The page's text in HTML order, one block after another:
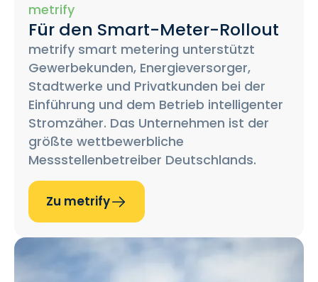
metrify
Für den Smart-Meter-Rollout
metrify smart metering unterstützt
Gewerbekunden, Energieversorger,
Stadtwerke und Privatkunden bei der
Einführung und dem Betrieb intelligenter
Stromzäher. Das Unternehmen ist der
größte wettbewerbliche
Messstellenbetreiber Deutschlands.
Zu metrify